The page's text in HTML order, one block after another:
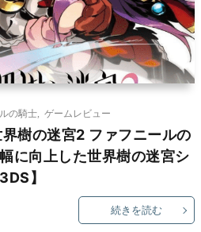
の騎士
ゲームレビュー
樹の迷宮2 ファフニールの
に向上した世界樹の迷宮シ
】
続きを読む